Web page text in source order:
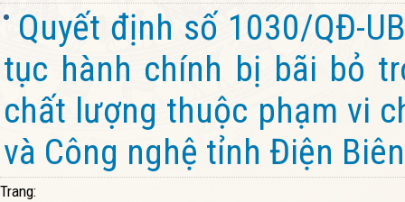
Quyết định số 1030/QĐ-
tục hành chính bị bãi bỏ
chất lượng thuộc phạm vi
và Công nghệ tỉnh Điện Biên
Trang: